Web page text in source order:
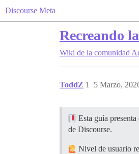
Discourse Meta
Recreando
Wiki de la comunidad
ToddZ 5 Marzo,
1
Esta guía
de Discourse.
Nivel de usuario